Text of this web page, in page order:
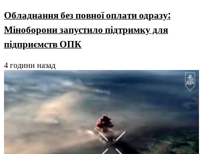
Обладнання без повної оплати одразу:
Міноборони запустило підтримку для
підприємств ОПК
4 години назад